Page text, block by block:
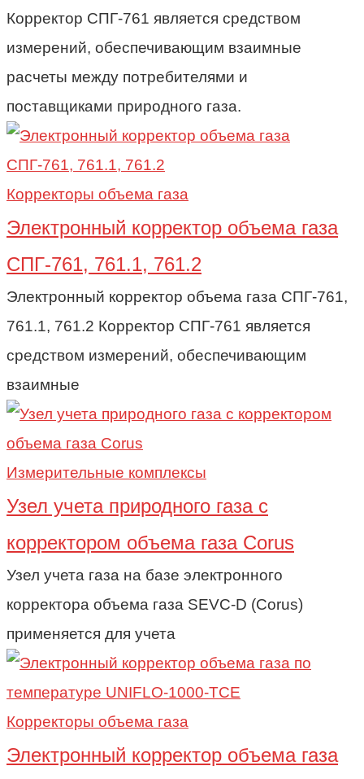
Корректор СПГ-761 является средством
измерений, обеспечивающим взаимные
расчеты между потребителями и
поставщиками природного газа.
Корректоры объема газа
Электронный корректор объема газа
СПГ-761, 761.1, 761.2
Электронный корректор объема газа СПГ-761,
761.1, 761.2 Корректор СПГ-761 является
средством измерений, обеспечивающим
взаимные
Измерительные комплексы
Узел учета природного газа c
корректором объема газа Corus
Узел учета газа на базе электронного
корректора объема газа SEVC-D (Corus)
применяется для учета
Корректоры объема газа
Электронный корректор объема газа